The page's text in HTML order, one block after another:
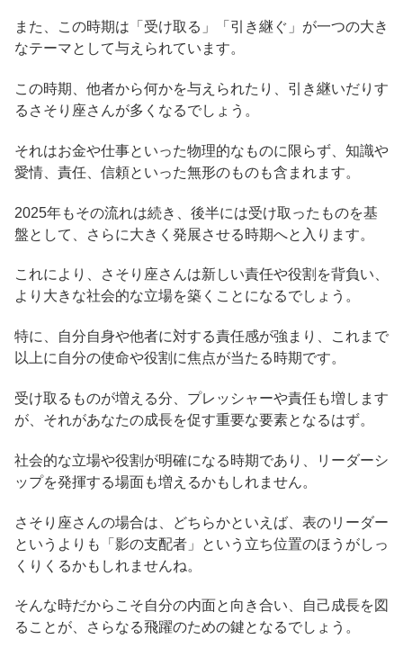
また、この時期は「受け取る」「引き継ぐ」が一つの大き
なテーマとして与えられています。
この時期、他者から何かを与えられたり、引き継いだりす
るさそり座さんが多くなるでしょう。
それはお金や仕事といった物理的なものに限らず、知識や
愛情、責任、信頼といった無形のものも含まれます。
2025年もその流れは続き、後半には受け取ったものを基
盤として、さらに大きく発展させる時期へと入ります。
これにより、さそり座さんは新しい責任や役割を背負い、
より大きな社会的な立場を築くことになるでしょう。
特に、自分自身や他者に対する責任感が強まり、これまで
以上に自分の使命や役割に焦点が当たる時期です。
受け取るものが増える分、プレッシャーや責任も増します
が、それがあなたの成長を促す重要な要素となるはず。
社会的な立場や役割が明確になる時期であり、リーダーシ
ップを発揮する場面も増えるかもしれません。
さそり座さんの場合は、どちらかといえば、表のリーダー
というよりも「影の支配者」という立ち位置のほうがしっ
くりくるかもしれませんね。
そんな時だからこそ自分の内面と向き合い、自己成長を図
ることが、さらなる飛躍のための鍵となるでしょう。